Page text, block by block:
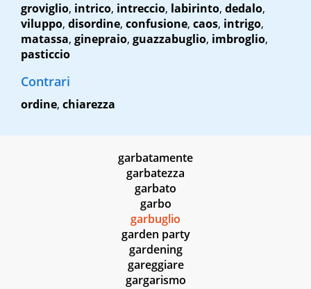
groviglio, intrico, intreccio, labirinto, dedalo,
viluppo, disordine, confusione, caos, intrigo,
matassa, ginepraio, guazzabuglio, imbroglio,
pasticcio
Contrari
ordine, chiarezza
garbatamente
garbatezza
garbato
garbo
garbuglio
garden party
gardening
gareggiare
gargarismo